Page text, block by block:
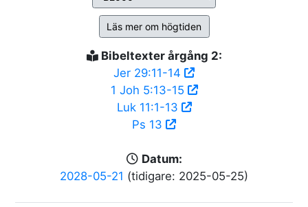
Läs mer om högtiden
Bibeltexter årgång 2:
Jer 29:11-14
1 Joh 5:13-15
Luk 11:1-13
Ps 13
Datum:
2028-05-21 (tidigare: 2025-05-25)